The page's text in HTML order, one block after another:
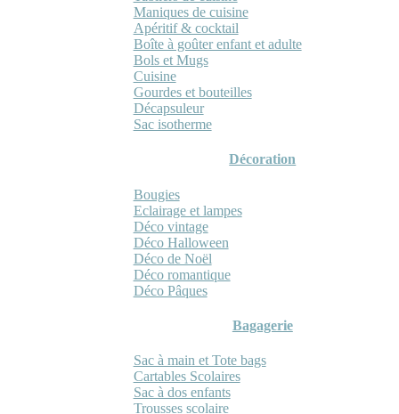
Maniques de cuisine
Apéritif & cocktail
Boîte à goûter enfant et adulte
Bols et Mugs
Cuisine
Gourdes et bouteilles
Décapsuleur
Sac isotherme
Décoration
Bougies
Eclairage et lampes
Déco vintage
Déco Halloween
Déco de Noël
Déco romantique
Déco Pâques
Bagagerie
Sac à main et Tote bags
Cartables Scolaires
Sac à dos enfants
Trousses scolaire